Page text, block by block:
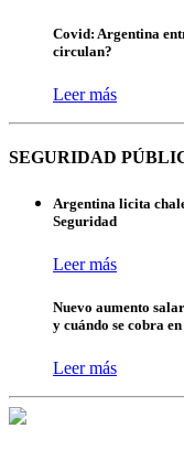
Covid: Argentina
circulan?
Leer más
SEGURIDAD
Argentina licita
Seguridad
Leer más
Nuevo aumento
y cuándo se cobra
Leer más